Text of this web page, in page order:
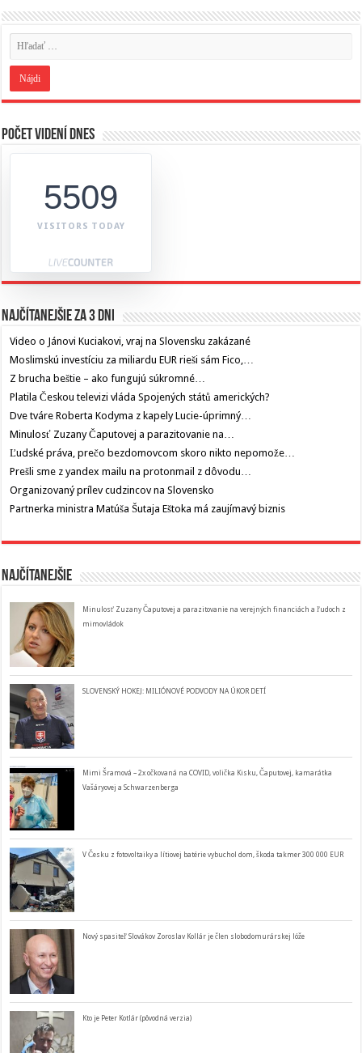
Počet videní dnes
5509
VISITORS TODAY
Najčítanejšie za 3 dni
Video o Jánovi Kuciakovi, vraj na Slovensku zakázané
Moslimskú investíciu za miliardu EUR rieši sám Fico,…
Z brucha beštie – ako fungujú súkromné…
Platila Českou televizi vláda Spojených států amerických?
Dve tváre Roberta Kodyma z kapely Lucie-úprimný…
Minulosť Zuzany Čaputovej a parazitovanie na…
Ľudské práva, prečo bezdomovcom skoro nikto nepomože…
Prešli sme z yandex mailu na protonmail z dôvodu…
Organizovaný prílev cudzincov na Slovensko
Partnerka ministra Matúša Šutaja Eštoka má zaujímavý biznis
Najčítanejšie
Minulosť Zuzany Čaputovej a parazitovanie na verejných financiách a ľudoch z
mimovládok
SLOVENSKÝ HOKEJ: MILIÓNOVÉ PODVODY NA ÚKOR DETÍ
Mimi Šramová – 2x očkovaná na COVID, volička Kisku, Čaputovej, kamarátka
Vašáryovej a Schwarzenberga
V Česku z fotovoltaiky a lítiovej batérie vybuchol dom, škoda takmer 300 000 EUR
Nový spasiteľ Slovákov Zoroslav Kollár je člen slobodomurárskej lóže
Kto je Peter Kotlár (pôvodná verzia)